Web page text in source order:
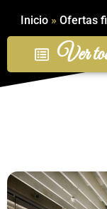
Inicio » Ofertas
Ver